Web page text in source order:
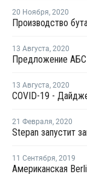
20 Ноября, 2020
13 Августа, 2020
13 Августа, 2020
COVID-19 -
21 Февраля, 2020
11 Сентября, 2019